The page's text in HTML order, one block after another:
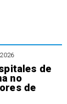
de
no
de